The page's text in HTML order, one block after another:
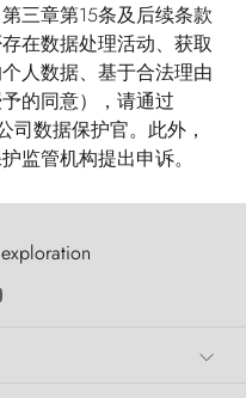
三章第15条及后续条款
在数据处理活动、获取
人数据、基于合法理由
的同意），请通过
司数据保护官。此外，
监管机构提出申诉。